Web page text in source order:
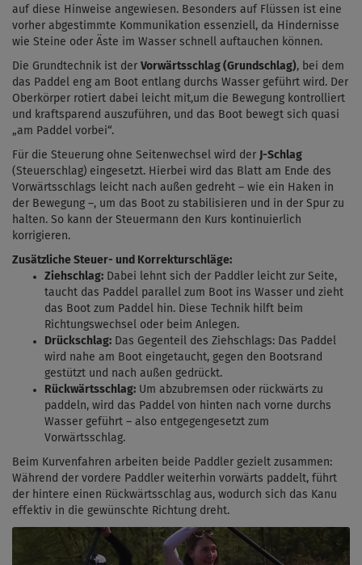
auf diese Hinweise angewiesen. Besonders auf Flüssen ist eine
vorher abgestimmte Kommunikation essenziell, da Hindernisse
wie Steine oder Äste im Wasser schnell auftauchen können.
Die Grundtechnik ist der Vorwärtsschlag (Grundschlag), bei dem
das Paddel eng am Boot entlang durchs Wasser geführt wird. Der
Oberkörper rotiert dabei leicht mit,um die Bewegung kontrolliert
und kraftsparend auszuführen, und das Boot bewegt sich quasi
„am Paddel vorbei“.
Für die Steuerung ohne Seitenwechsel wird der J-Schlag
(Steuerschlag) eingesetzt. Hierbei wird das Blatt am Ende des
Vorwärtsschlags leicht nach außen gedreht – wie ein Haken in
der Bewegung –, um das Boot zu stabilisieren und in der Spur zu
halten. So kann der Steuermann den Kurs kontinuierlich
korrigieren.
Zusätzliche Steuer- und Korrekturschläge:
Ziehschlag: Dabei lehnt sich der Paddler leicht zur Seite,
taucht das Paddel parallel zum Boot ins Wasser und zieht
das Boot zum Paddel hin. Diese Technik hilft beim
Richtungswechsel oder beim Anlegen.
Drückschlag: Das Gegenteil des Ziehschlags: Das Paddel
wird nahe am Boot eingetaucht, gegen den Bootsrand
gestützt und nach außen gedrückt.
Rückwärtsschlag: Um abzubremsen oder rückwärts zu
paddeln, wird das Paddel von hinten nach vorne durchs
Wasser geführt – also entgegengesetzt zum
Vorwärtsschlag.
Beim Kurvenfahren arbeiten beide Paddler gezielt zusammen:
Während der vordere Paddler weiterhin vorwärts paddelt, führt
der hintere einen Rückwärtsschlag aus, wodurch sich das Kanu
effektiv in die gewünschte Richtung dreht.